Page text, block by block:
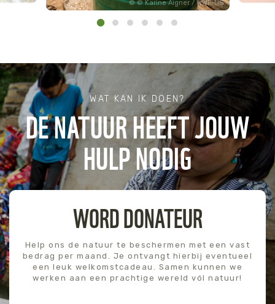
© Karine Aigner / WWF-US
WAT KAN IK DOEN?
DE NATUUR HEEFT JOUW
HULP NODIG
WORD DONATEUR
Help ons de natuur te beschermen met een vast
bedrag per maand. Je ontvangt hierbij eventueel
een leuk welkomstcadeau. Samen kunnen we
werken aan een prachtige wereld vól natuur!